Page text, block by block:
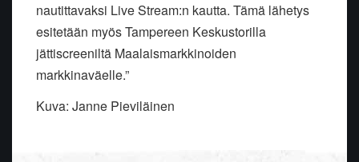
nautittavaksi Live Stream:n kautta. Tämä lähetys
esitetään myös Tampereen Keskustorilla
jättiscreeniltä Maalaismarkkinoiden
markkinaväelle.”
Kuva: Janne Pieviläinen